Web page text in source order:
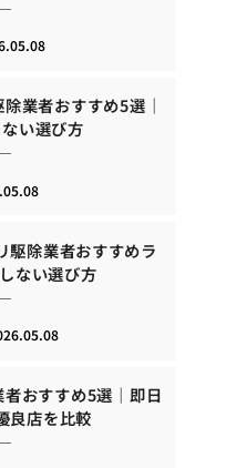
業者おすすめ5選｜
い選び方
駆除業者おすすめラ
ない選び方
おすすめ5選｜即日
良店を比較